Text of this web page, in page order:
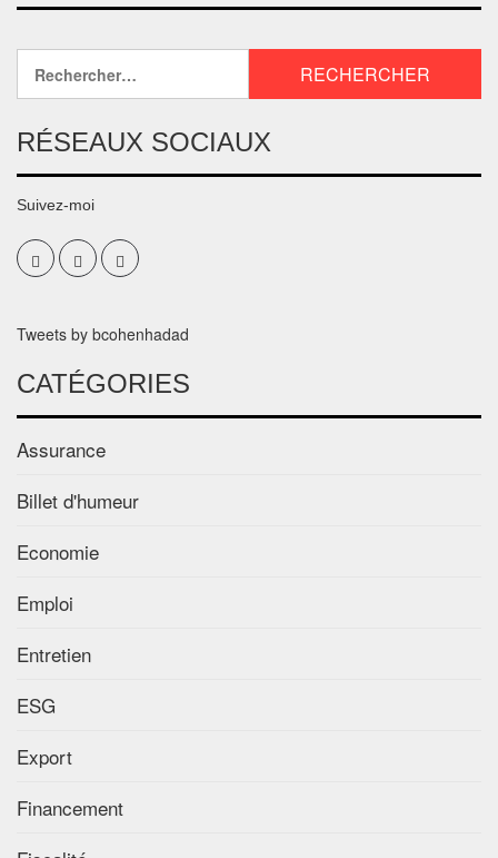
RÉSEAUX SOCIAUX
Suivez-moi
Tweets by bcohenhadad
CATÉGORIES
Assurance
Billet d'humeur
Economie
Emploi
Entretien
ESG
Export
Financement